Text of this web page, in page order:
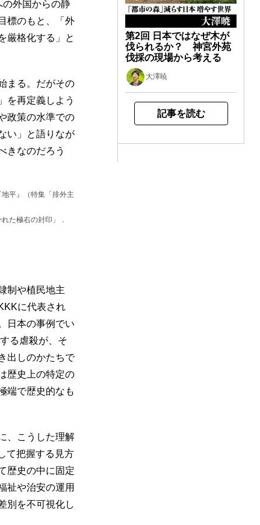
の外国からの静
標のもと、「外
厳格化する」と
まる。だがその
を再定義しよう
政策の水準での
い」と語りなが
きなのだろう
平』（特集「排外主
た極右の封印」．
制や植民地主
に代表され
日本の事例でい
る虐殺が、そ
出しのかたちで
歴史上の特定の
端で歴史的なも
、こうした理解
て把握する見方
歴史の中に固定
祉や治安の運用
別を不可視化し
第2回 日本ではなぜ木が
伐られるか？ 神宮外苑
伐採の現場から考える
大澤暁
記事を読む